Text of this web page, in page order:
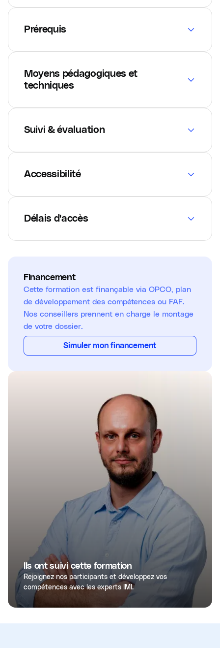
Prérequis
Moyens pédagogiques et
techniques
Suivi & évaluation
Accessibilité
Délais d'accès
Financement
Cette formation est finançable via OPCO, plan
de développement des compétences ou FAF.
Nos conseillers prennent en charge le montage
de votre dossier.
Simuler mon financement
Ils ont suivi cette formation
Rejoignez nos participants et développez vos
compétences avec les experts IMI.